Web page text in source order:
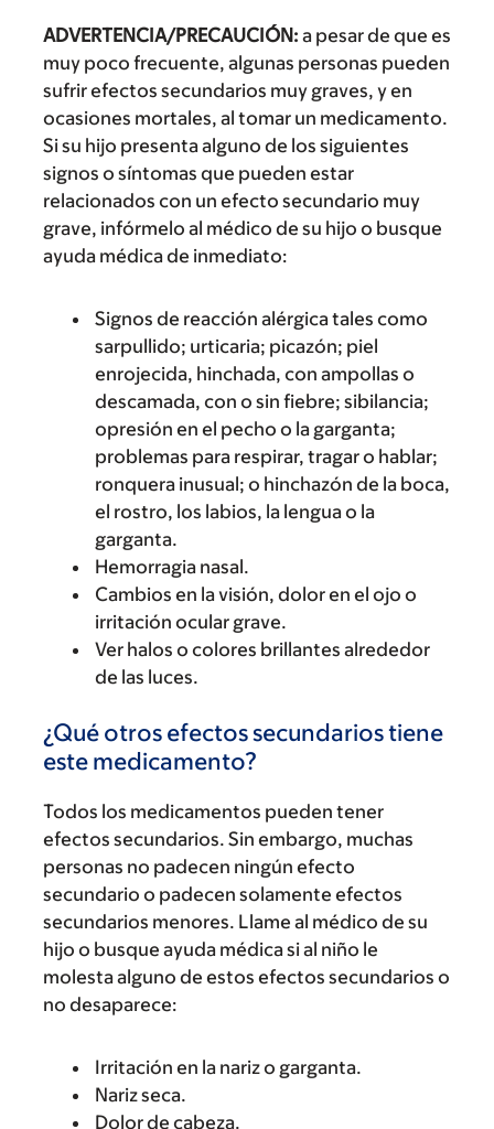
ADVERTENCIA/PRECAUCIÓN: a pesar de que es
muy poco frecuente, algunas personas pueden
sufrir efectos secundarios muy graves, y en
ocasiones mortales, al tomar un medicamento.
Si su hijo presenta alguno de los siguientes
signos o síntomas que pueden estar
relacionados con un efecto secundario muy
grave, infórmelo al médico de su hijo o busque
ayuda médica de inmediato:
Signos de reacción alérgica tales como
sarpullido; urticaria; picazón; piel
enrojecida, hinchada, con ampollas o
descamada, con o sin fiebre; sibilancia;
opresión en el pecho o la garganta;
problemas para respirar, tragar o hablar;
ronquera inusual; o hinchazón de la boca,
el rostro, los labios, la lengua o la
garganta.
Hemorragia nasal.
Cambios en la visión, dolor en el ojo o
irritación ocular grave.
Ver halos o colores brillantes alrededor
de las luces.
¿Qué otros efectos secundarios tiene
este medicamento?
Todos los medicamentos pueden tener
efectos secundarios. Sin embargo, muchas
personas no padecen ningún efecto
secundario o padecen solamente efectos
secundarios menores. Llame al médico de su
hijo o busque ayuda médica si al niño le
molesta alguno de estos efectos secundarios o
no desaparece:
Irritación en la nariz o garganta.
Nariz seca.
Dolor de cabeza.